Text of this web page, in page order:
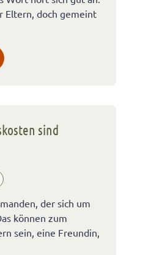
Eltern, doch gemeint
sind
der sich um
können zum
sein, eine Freundin,